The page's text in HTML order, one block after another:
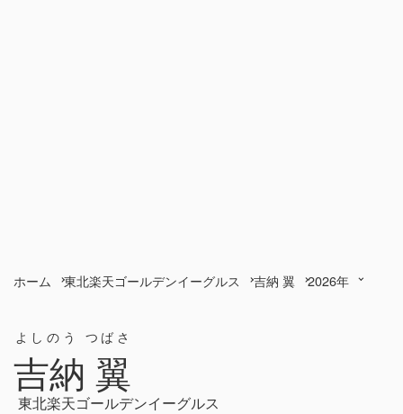
ホーム 東北楽天ゴールデンイーグルス 吉納 翼 2026年
吉納 翼
よしのう つばさ
東北楽天ゴールデンイーグルス